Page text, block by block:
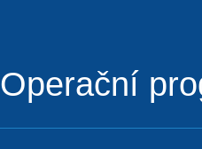
Operační